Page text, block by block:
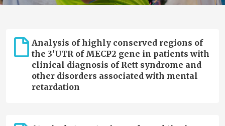
Analysis of highly conserved regions of
the 3'UTR of MECP2 gene in patients with
clinical diagnosis of Rett syndrome and
other disorders associated with mental
retardation